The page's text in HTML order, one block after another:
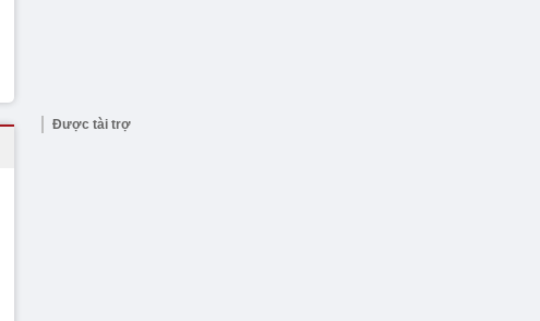
Được tài trợ